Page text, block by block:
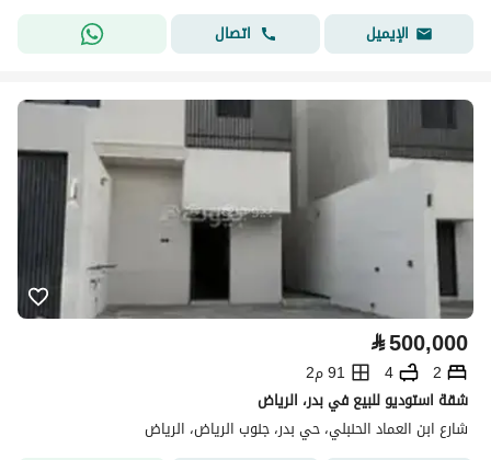
الإيميل
اتصال
⃁500,000
2
4
91 م2
شقة استوديو للبيع في بدر، الرياض
شارع ابن العماد الحنبلي، حي بدر، جنوب الرياض، الرياض